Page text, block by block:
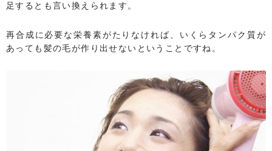
足するとも言い換えられます。
再合成に必要な栄養素がたりなければ、いくらタンパク質が
あっても髪の毛が作り出せないということですね。